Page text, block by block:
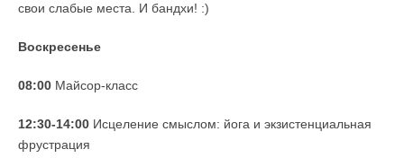
свои слабые места. И бандхи! :)
Воскресенье
08:00 Майсор-класс
12:30-14:00 Исцеление смыслом: йога и экзистенциальная
фрустрация